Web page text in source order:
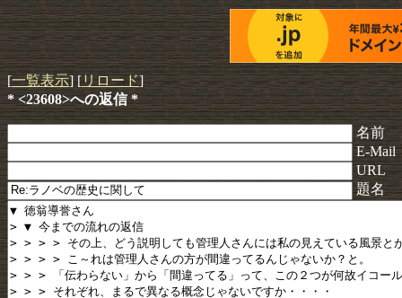
[一覧表示] [リロード]
* <23608>への返信 *
名前
E-Mail
URL
題名